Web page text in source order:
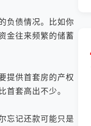
负债情况。比如你
金往来频繁的储蓄
提供首套房的产权
套高出不少。
忘记还款可能只是